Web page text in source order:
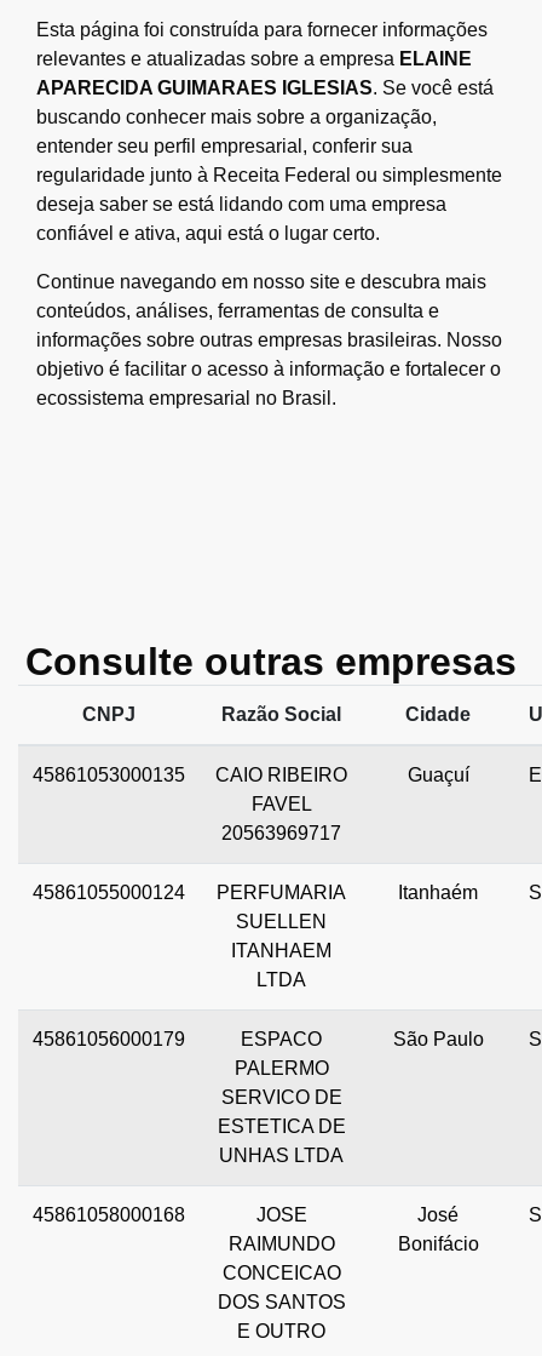
Esta página foi construída para fornecer informações
relevantes e atualizadas sobre a empresa ELAINE
APARECIDA GUIMARAES IGLESIAS. Se você está
buscando conhecer mais sobre a organização,
entender seu perfil empresarial, conferir sua
regularidade junto à Receita Federal ou simplesmente
deseja saber se está lidando com uma empresa
confiável e ativa, aqui está o lugar certo.
Continue navegando em nosso site e descubra mais
conteúdos, análises, ferramentas de consulta e
informações sobre outras empresas brasileiras. Nosso
objetivo é facilitar o acesso à informação e fortalecer o
ecossistema empresarial no Brasil.
Consulte outras empresas
CNPJ Razão Social Cidade
45861053000135
CAIO RIBEIRO
FAVEL
20563969717
Guaçuí
45861055000124
PERFUMARIA
SUELLEN
ITANHAEM
LTDA
Itanhaém
45861056000179
ESPACO
PALERMO
SERVICO DE
ESTETICA DE
UNHAS LTDA
São Paulo
45861058000168
JOSE
RAIMUNDO
CONCEICAO
DOS SANTOS
E OUTRO
José
Bonifácio